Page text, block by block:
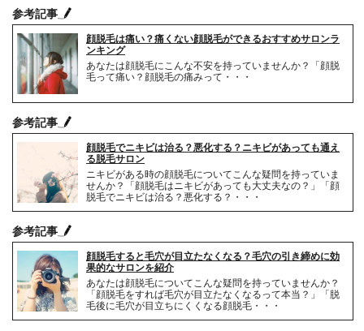
参考記事
顔脱毛は痛い？痛くない顔脱毛ができるおすすめサロンラ
ンキング
あなたは顔脱毛にこんな不安を持っていませんか？「顔脱
毛って痛い？顔脱毛の痛みって・・・
参考記事
顔脱毛でニキビは治る？悪化する？ニキビがあっても通え
る脱毛サロン
ニキビがある時の顔脱毛についてこんな疑問を持っていま
せんか？「顔脱毛はニキビがあっても大丈夫なの？」「顔
脱毛でニキビは治る？悪化する？・・・
参考記事
顔脱毛すると毛穴が目立たなくなる？毛穴の引き締めに効
果的なサロンを紹介
あなたは顔脱毛についてこんな疑問を持っていませんか？
「顔脱毛をすれば毛穴が目立たなくなるって本当？」「脱
毛後に毛穴が目立ちにくくなる顔脱毛・・・